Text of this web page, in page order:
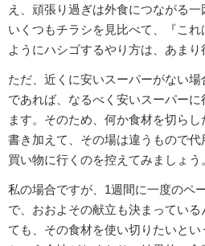
え、頑張り過ぎは外食につながる一
いくつもチラシを見比べて、『こ
ようにハシゴするやり方は、あまり
ただ、近くに安いスーパーがない
であれば、なるべく安いスーパー
ます。そのため、何か食材を切ら
書き加えて、その場は違うもので
買い物に行くのを控えてみましょう
私の場合ですが、1週間に一度のペ
で、おおよその献立も決まってい
ても、その食材を使い切りたいと